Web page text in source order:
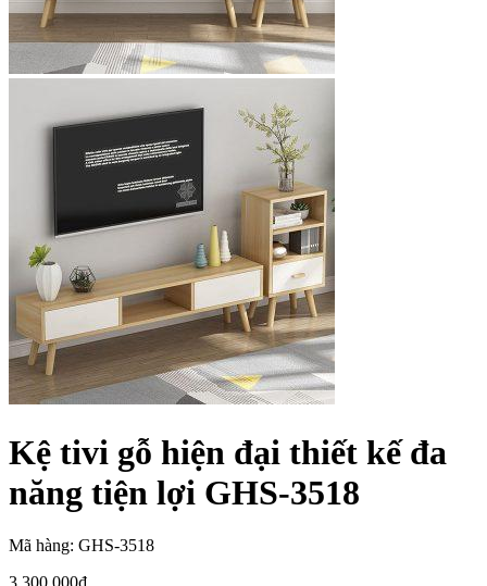
Kệ tivi gỗ hiện đại thiết kế đa
năng tiện lợi GHS-3518
Mã hàng: GHS-3518